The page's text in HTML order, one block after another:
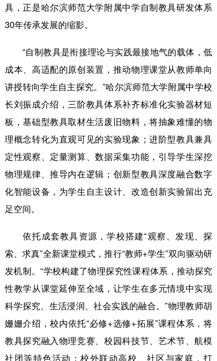
地方频道
辽宁 吉林 上海 江苏
浙江 安徽 福建 江西
山东 河南 湖北 湖南
广东 广西 海南 重庆
四川 贵州 云南 西藏
新疆 内蒙古 黑龙江
Русский язык 日本語 한국어
Deutsch Português
具，正是哈尔滨师范大学附属中学自制教具研发体系
30年传承发展的缩影。
“自制教具是衔接理论与实践最接地气的载体，低
成本、高适配的原创装置，推动物理课堂从教师单向
讲授转向学生自主探究。”哈尔滨师范大学附属中学校
长刘振成介绍，三阶教具体系补齐标准化实验器材短
板，基础型教具取材生活废旧物料，将抽象难懂的物
理概念转化为直观可见的实验现象；进阶型教具兼具
定性观察、定量测算、数据采集功能，引导学生深挖
物理规律、推导内在逻辑；创新型教具深度融合数字
化智能设备，为学生自主设计、改造创新实验留出充
足空间。
依托成套教具资源，学校搭建“观察、发现、探
索、求真”全新课堂模式，推行“教师+学生”双向驱动研
发机制。“学校构建了物理探究性课程体系，推动探究
性教学从课堂延伸至全域，让学生在多元情境中实现
科学探究、生活浸润、社会实践的融合。”物理教师胡
姗姗介绍，校内依托“必修+选修+拓展”课程体系，将
教具探究融入物理竞赛、校园科技节、艺术节、航模
社团等特色活动；校外联动高校、社区与家庭，打